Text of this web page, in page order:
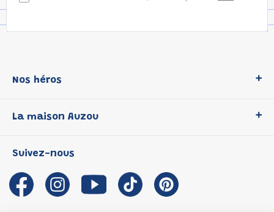
Nos héros
P'tit Loup
Les Influenceuses
Migali
Petite Taupe
La maison Auzou
Notre histoire
Auzou s'engage
Auteurs et illustrateurs Auzou
Suivez-nous